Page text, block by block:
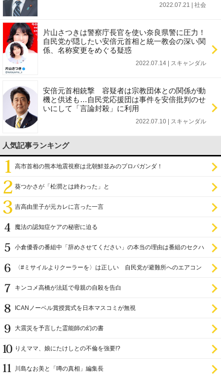
2022.07.21 | 社会
片山さつきは警察庁長官を使い奈良県警に圧力！
自民党が隠したい安倍元首相と統一教会の深い関
係、名称変更をめぐる疑惑
2022.07.14 | スキャンダル
安倍元首相銃撃 容疑者は宗教団体との関係が動
機と供述も…自民党応援団は事件を安倍批判のせ
いにして「言論封殺」に利用
2022.07.10 | スキャンダル
人気記事ランキング
高市首相の熊本地震視察は北朝鮮並みのプロパガンダ！
葵つかさが「松潤とは終わった」と
吉高由里子が元カレに言った一言
魔法の認知症ケアの秘密に迫る
小倉優香の番組中「辞めさせてください」の本当の理由は番組のセクハ
〈#ミサイルよりクーラーを〉は正しい 自民党が避難所へのエアコン
キンコメ高橋が法廷で母親の自殺を告白
ICANノーベル賞授賞式を日本マスコミが無視
大震災を予言した霊能師の幻の書
りえママ、娘にたけしとの不倫を強要!?
川島なお美と「噂の真相」編集長